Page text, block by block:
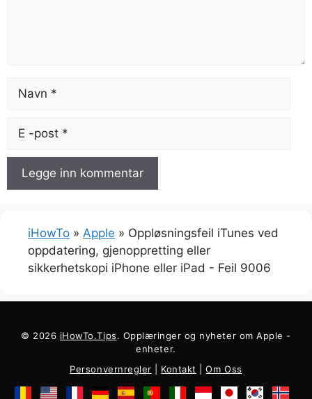
post
iHowTo » Apple » Oppløsningsfeil iTunes ved
oppdatering, gjenoppretting eller
sikkerhetskopi iPhone eller iPad - Feil 9006
© 2026 iHowTo.Tips. Opplæringer og nyheter om Apple -
enheter.
Personvernregler
Kontakt |Om Oss